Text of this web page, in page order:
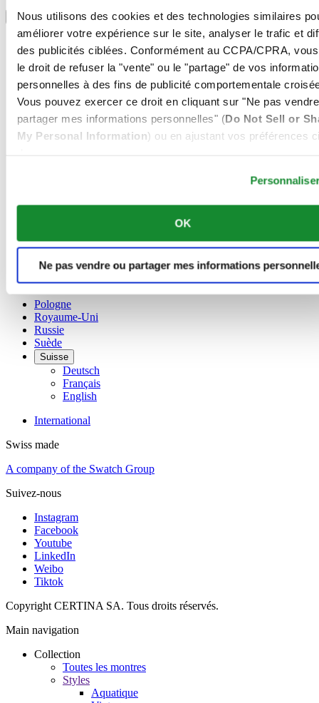
Nous utilisons des cookies et des technologies similaires
améliorer votre expérience sur le site, analyser le trafic et
des publicités ciblées. Conformément au CCPA/CPRA,
le droit de refuser la "vente" ou le "partage" de vos
personnelles à des fins de publicité comportementale
Vous pouvez exercer ce droit en cliquant sur "Ne pas
partager mes informations personnelles" (Do Not Sell or
My Personal Information) ou en ajustant vos préférences
OK
Ne pas vendre ou partager mes informations
Sélecteur de langue
Autriche
Belgique
Dutch
Chine
English
简体中文
English
Norvège
Pays-Bas
Pologne
Royaume-Uni
Russie
Suède
Suisse
Deutsch
Français
English
International
Swiss made
A company of the Swatch Group
Suivez-nous
Instagram
Facebook
Youtube
LinkedIn
Weibo
Tiktok
Copyright CERTINA SA. Tous droits réservés.
Main navigation
Collection
Toutes les montres
Styles
Aquatique